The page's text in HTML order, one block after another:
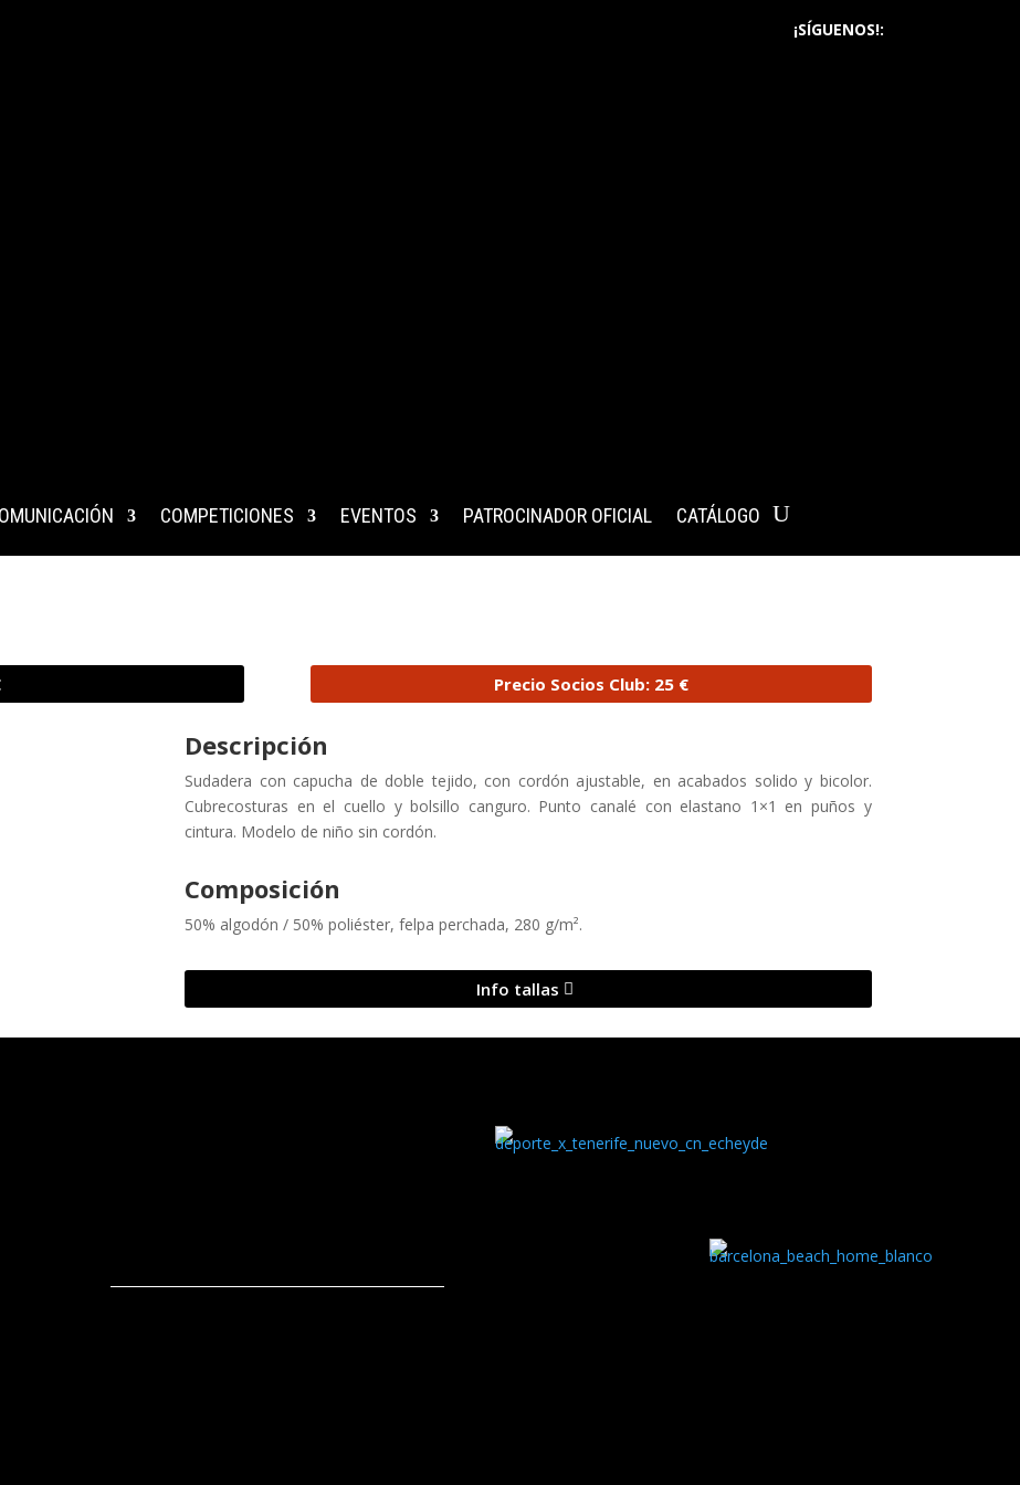
¡SÍGUENOS!:
COMPETICIONES EVENTOS PATROCINADOR OFICIAL CATÁLOGO
Precio Socios Club: 25 €
Descripción
Sudadera con capucha de doble tejido, con cordón ajustable, en acabados solido y bicolor.
Cubrecosturas en el cuello y bolsillo canguro. Punto canalé con elastano 1×1 en puños y
cintura. Modelo de niño sin cordón.
Composición
50% algodón / 50% poliéster, felpa perchada, 280 g/m².
Info tallas